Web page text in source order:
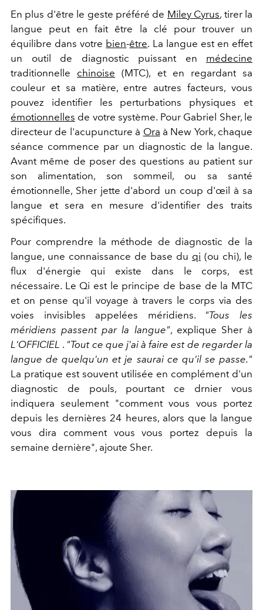
En plus d'être le geste préféré de Miley Cyrus, tirer la
langue peut en fait être la clé pour trouver un
équilibre dans votre bien-être. La langue est en effet
un outil de diagnostic puissant en médecine
traditionnelle chinoise (MTC), et en regardant sa
couleur et sa matière, entre autres facteurs, vous
pouvez identifier les perturbations physiques et
émotionnelles de votre système. Pour Gabriel Sher, le
directeur de l'acupuncture à Ora à New York, chaque
séance commence par un diagnostic de la langue.
Avant même de poser des questions au patient sur
son alimentation, son sommeil, ou sa santé
émotionnelle, Sher jette d'abord un coup d'œil à sa
langue et sera en mesure d'identifier des traits
spécifiques.
Pour comprendre la méthode de diagnostic de la
langue, une connaissance de base du qi (ou chi), le
flux d'énergie qui existe dans le corps, est
nécessaire. Le Qi est le principe de base de la MTC
et on pense qu'il voyage à travers le corps via des
voies invisibles appelées méridiens. "Tous les
méridiens passent par la langue", explique Sher à
L'OFFICIEL . "Tout ce que j'ai à faire est de regarder la
langue de quelqu'un et je saurai ce qu'il se passe."
La pratique est souvent utilisée en complément d'un
diagnostic de pouls, pourtant ce drnier vous
indiquera seulement "comment vous vous portez
depuis les dernières 24 heures, alors que la langue
vous dira comment vous vous portez depuis la
semaine dernière", ajoute Sher.